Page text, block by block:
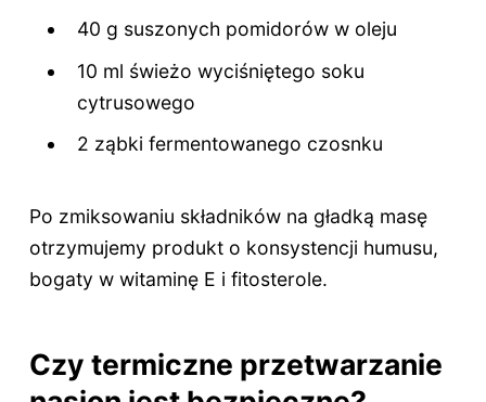
40 g suszonych pomidorów w oleju
10 ml świeżo wyciśniętego soku
cytrusowego
2 ząbki fermentowanego czosnku
Po zmiksowaniu składników na gładką masę
otrzymujemy produkt o konsystencji humusu,
bogaty w witaminę E i fitosterole.
Czy termiczne przetwarzanie